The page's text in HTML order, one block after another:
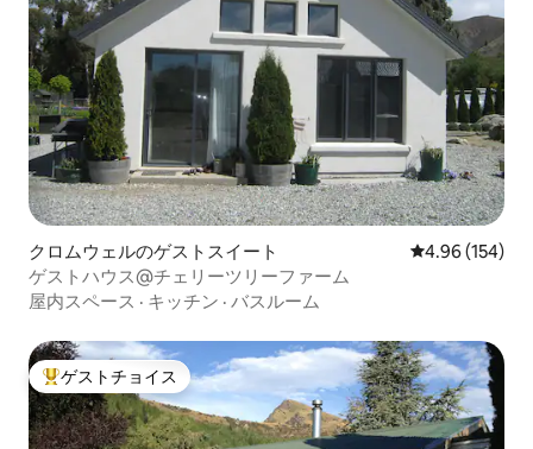
クロムウェルのゲストスイート レビュー154
4.96 (154)
ゲストハウス@チェリーツリーファーム
屋内スペース · キッチン · バスルーム
大好評のゲストチョイスです。
ゲストチョイス